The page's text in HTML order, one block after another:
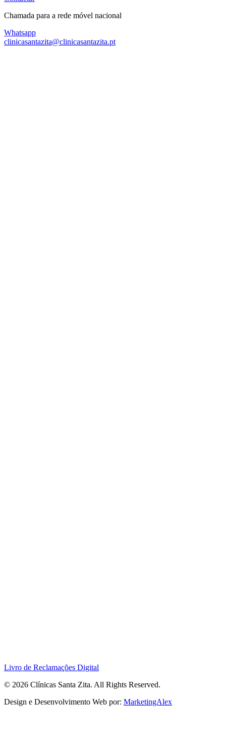
Chamada para a rede móvel nacional
Whatsapp
clinicasantazita@clinicasantazita.pt
Livro de Reclamações Digital
© 2026 Clínicas Santa Zita. All Rights Reserved.
Design e Desenvolvimento Web por: MarketingAlex